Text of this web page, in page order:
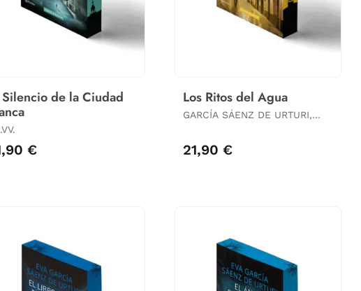
de la Ciudad
€
Los Ritos del Agua
GARCÍA SÁENZ DE URTURI,
21,90 €